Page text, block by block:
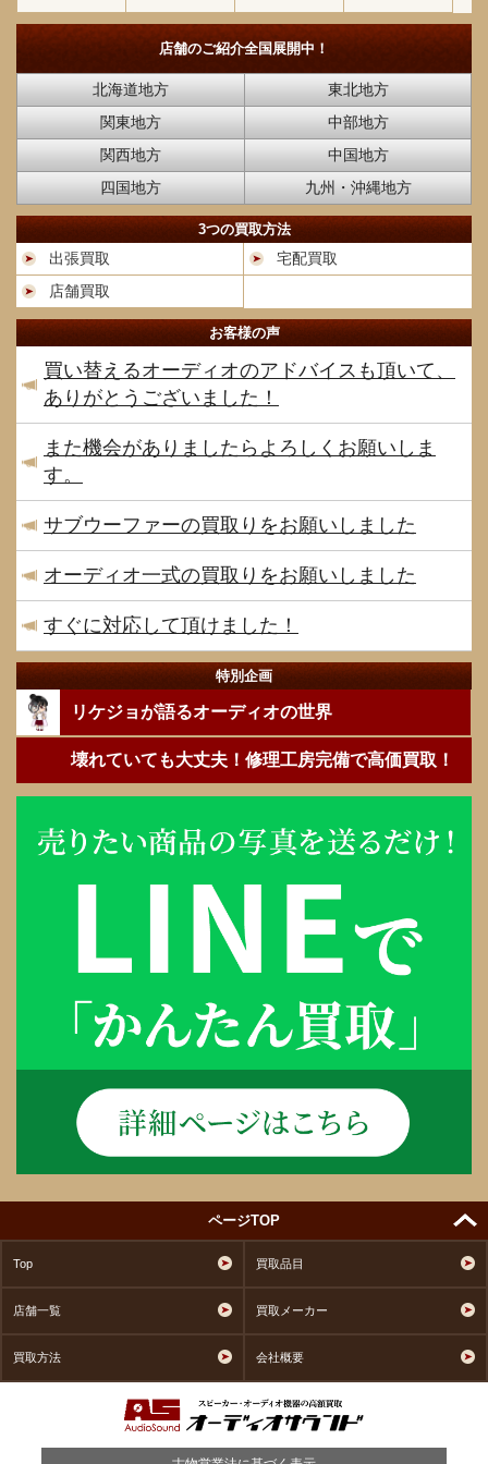
店舗のご紹介全国展開中！
北海道地方
東北地方
関東地方
中部地方
関西地方
中国地方
四国地方
九州・沖縄地方
3つの買取方法
出張買取
宅配買取
店舗買取
お客様の声
買い替えるオーディオのアドバイスも頂いて、
ありがとうございました！
また機会がありましたらよろしくお願いしま
す。
サブウーファーの買取りをお願いしました
オーディオ一式の買取りをお願いしました
すぐに対応して頂けました！
特別企画
リケジョが語るオーディオの世界
壊れていても大丈夫！修理工房完備で高価買取！
ページTOP
Top 買取品目
店舗一覧 買取メーカー
買取方法 会社概要